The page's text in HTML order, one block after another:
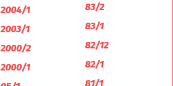
2004/1
2003/1
2000/2
2000/1
83/2
83/1
82/12
82/1
81/1